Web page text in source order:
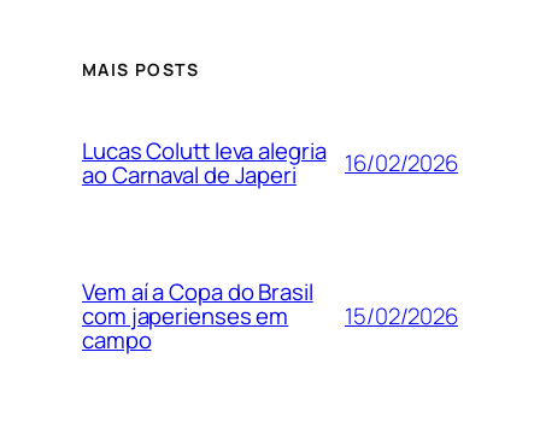
MAIS POSTS
Lucas Colutt leva alegria
ao Carnaval de Japeri 16/02/2026
Vem aí a Copa do Brasil
com japerienses em
campo
15/02/2026